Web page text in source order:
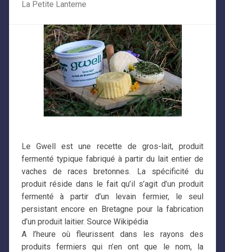
La Petite Lanterne
Le Gwell est une recette de gros-lait, produit
fermenté typique fabriqué à partir du lait entier de
vaches de races bretonnes. La spécificité du
produit réside dans le fait qu’il s’agit d’un produit
fermenté à partir d’un levain fermier, le seul
persistant encore en Bretagne pour la fabrication
d’un produit laitier. Source Wikipédia
A l’heure où fleurissent dans les rayons des
produits fermiers qui n’en ont que le nom, la